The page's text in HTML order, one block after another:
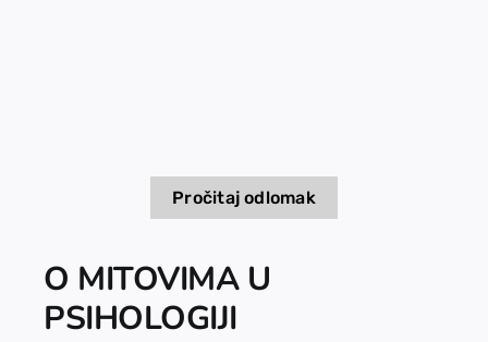
Pročitaj odlomak
O MITOVIMA U
PSIHOLOGIJI